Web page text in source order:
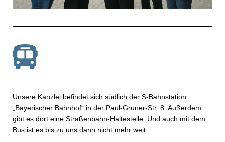
Unsere Kanzlei befindet sich südlich der S-Bahnstation
„Bayerischer Bahnhof“ in der Paul-Gruner-Str. 8. Außerdem
gibt es dort eine Straßenbahn-Haltestelle. Und auch mit dem
Bus ist es bis zu uns dann nicht mehr weit.